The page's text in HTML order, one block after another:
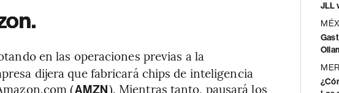
en las operaciones previas a la
dijera que fabricará chips de inteligencia
(AMZN). Mientras tanto, pausará los
JLL